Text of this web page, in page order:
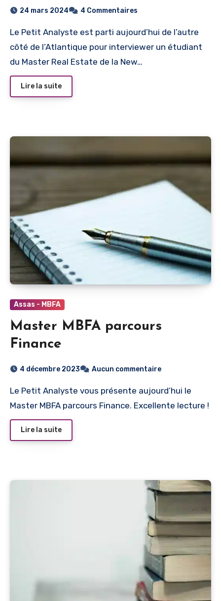
24 mars 2024 4 Commentaires
Le Petit Analyste est parti aujourd’hui de l’autre
côté de l’Atlantique pour interviewer un étudiant
du Master Real Estate de la New…
Lire la suite
Assas - MBFA
Master MBFA parcours
Finance
4 décembre 2023 Aucun commentaire
Le Petit Analyste vous présente aujourd’hui le
Master MBFA parcours Finance. Excellente lecture !
Lire la suite